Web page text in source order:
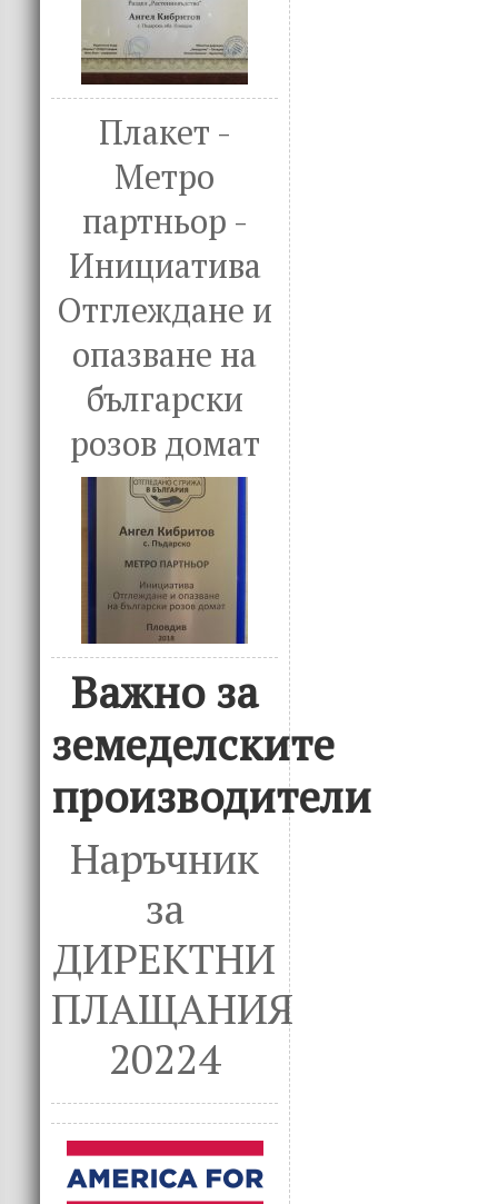
Плакет -
Метро
партньор -
Инициатива
Отглеждане и
опазване на
български
розов домат
Важно за
земеделските
производители
Наръчник
за
ДИРЕКТНИ
ПЛАЩАНИЯ
20224